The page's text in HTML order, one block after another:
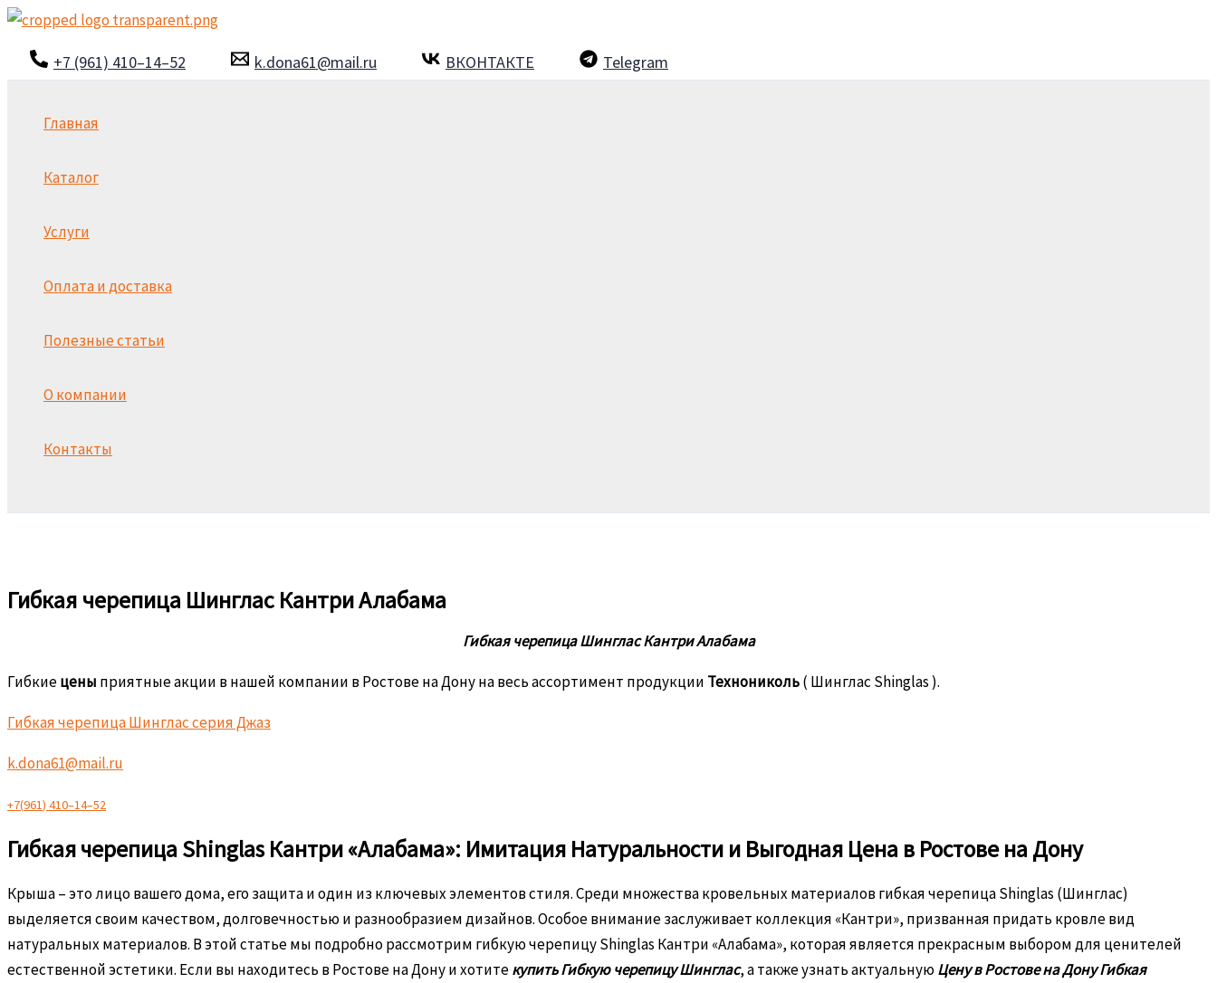
Перейти
содержимому
+7 (961) 410–14–52 k.dona61@mail.ru ВКОНТАКТЕ Telegram
Главная
Каталог
Услуги
Оплата и доставка
Полезные статьи
О компании
Контакты
Гибкая черепица Шинглас Кантри Алабама
Гибкая черепица Шинглас Кантри Алабама
Гибкиецены приятные акции в нашей компании в Ростове на Дону на весь ассортимент продукции Технониколь( Шинглас Shinglas ).
Гибкая черепица Шинглас серия Джаз
k.dona61@mail.ru
+7(961) 410–14–52
Гибкая черепица Shinglas Кантри «Алабама»: Имитация Натуральности и Выгодная Цена в Ростове на Дону
Крыша – это лицо вашего дома, его защита и один из ключевых элементов стиля. Среди множества кровельных материалов гибкая черепица Shinglas (Шинглас)
выделяется своим качеством, долговечностью и разнообразием дизайнов. Особое внимание заслуживает коллекция «Кантри», призванная придать кровле вид
натуральных материалов. В этой статье мы подробно рассмотрим гибкую черепицу Shinglas Кантри «Алабама», которая является прекрасным выбором для ценителей
естественной эстетики. Если вы находитесь в Ростове на Дону и хотитекупить Гибкую черепицу Шинглас, а также узнать актуальнуюЦену в Ростове на Дону Гибкая